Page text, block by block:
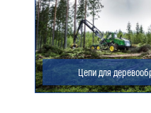
Цепи для